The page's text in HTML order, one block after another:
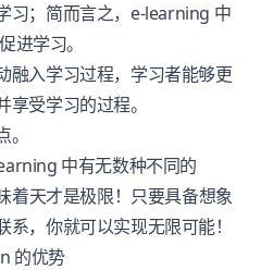
习；简而言之，e-learning 中
进学习。
融入学习过程，学习者能够更
受学习的过程。
中有无数种不同的
天才是极限！只要具备想象
，你就可以实现无限可能！
的优势